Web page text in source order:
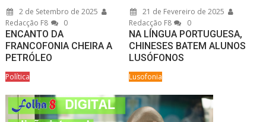
2 de Setembro de 2025
Redacção F8
0
ENCANTO DA
FRANCOFONIA CHEIRA A
PETRÓLEO
Política
21 de Fevereiro de 2025
Redacção F8
0
NA LÍNGUA PORTUGUESA,
CHINESES BATEM ALUNOS
LUSÓFONOS
Lusofonia